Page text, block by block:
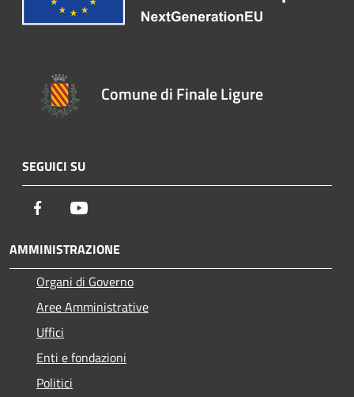
Comune di Finale Ligure
SEGUICI SU
Facebook
AMMINISTRAZIONE
Organi di Governo
Aree Amministrative
Uffici
Enti e fondazioni
Politici